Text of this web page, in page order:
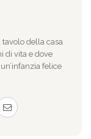
tavolo della casa
di vita e dove
felice